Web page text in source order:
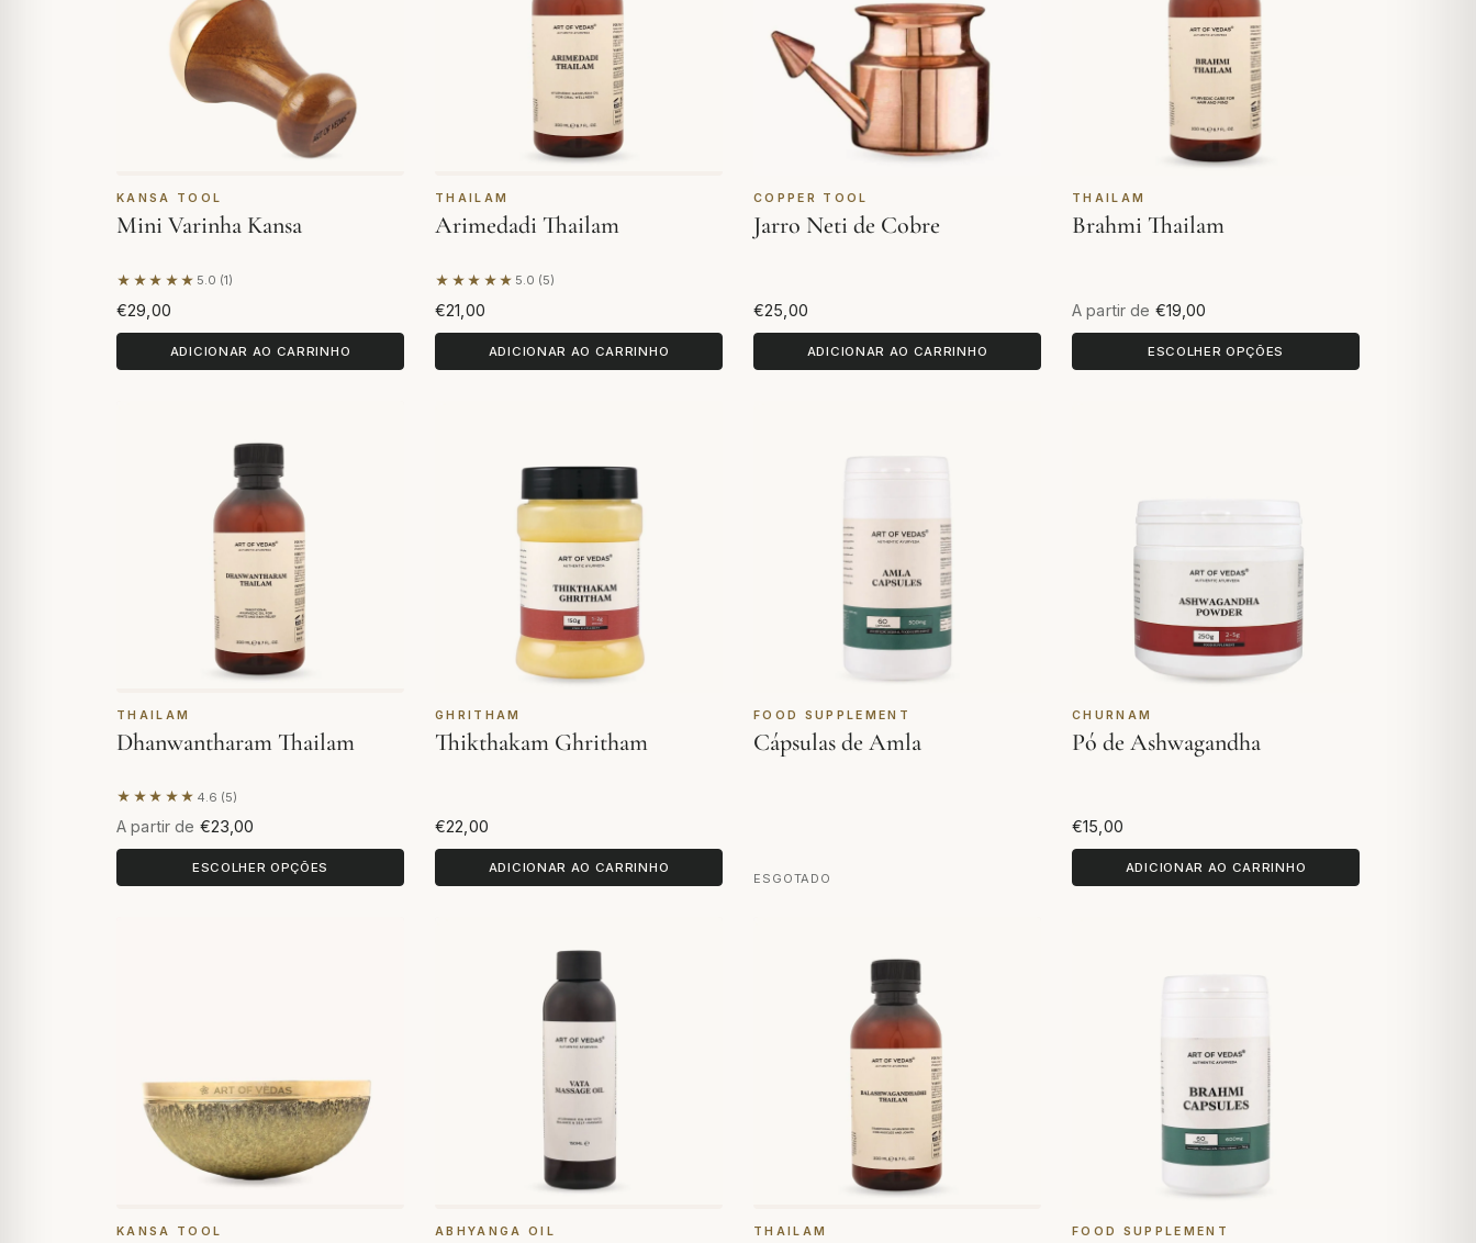
KANSA TOOL
Mini Varinha Kansa
★★★★★ 5.0 (1)
Com base em 1 avaliação
€29,00
ADICIONAR AO CARRINHO
THAILAM
Arimedadi Thailam
★★★★★ 5.0 (5)
Com base em 5 avaliações
€21,00
ADICIONAR AO CARRINHO
COPPER TOOL
Jarro Neti de Cobre
€25,00
ADICIONAR AO CARRINHO
THAILAM
Brahmi Thailam
A partir de €19,00
ESCOLHER OPÇÕES
THAILAM
Dhanwantharam Thailam
★★★★★ 4.6 (5)
Com base em 5 avaliações
A partir de €23,00
ESCOLHER OPÇÕES
GHRITHAM
Thikthakam Ghritham
€22,00
ADICIONAR AO CARRINHO
FOOD SUPPLEMENT
Cápsulas de Amla
ESGOTADO
CHURNAM
Pó de Ashwagandha
€15,00
ADICIONAR AO CARRINHO
KANSA TOOL ABHYANGA OIL THAILAM FOOD SUPPLEMENT